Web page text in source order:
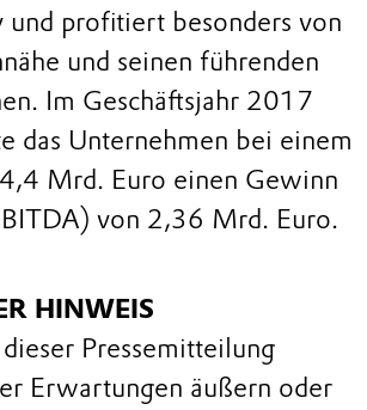
profitiert besonders von
und seinen führenden
Im Geschäftsjahr 2017
das Unternehmen bei einem
Mrd. Euro einen Gewinn
von 2,36 Mrd. Euro.
HINWEIS
Pressemitteilung
Erwartungen äußern oder